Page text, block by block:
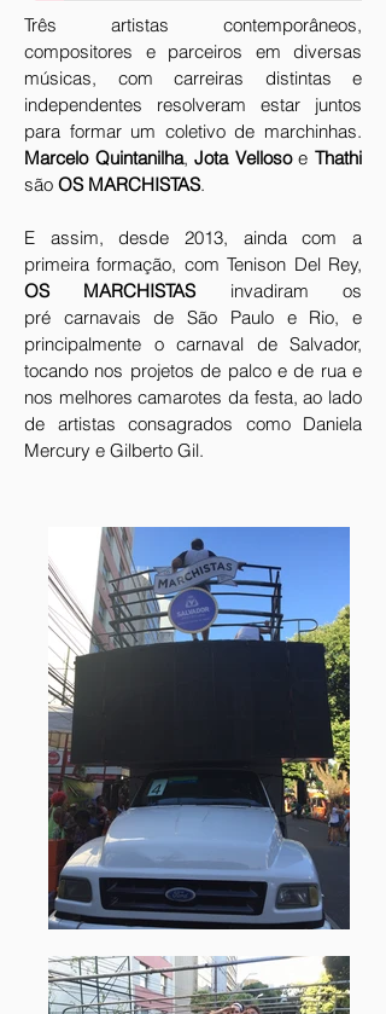
Três artistas contemporâneos,
compositores e parceiros em diversas
músicas, com carreiras distintas e
independentes resolveram estar juntos
para formar um coletivo de marchinhas.
Marcelo Quintanilha,Jota VellosoeThathi
são OS MARCHISTAS.
E assim, desde 2013, ainda com a
primeira formação, com Tenison Del Rey,
OS MARCHISTAS invadiram os
pré carnavais de São Paulo e Rio, e
principalmente o carnaval de Salvador,
tocando nos projetos de palco e de rua e
nos melhores camarotes da festa, ao lado
de artistas consagrados como Daniela
Mercury e Gilberto Gil.